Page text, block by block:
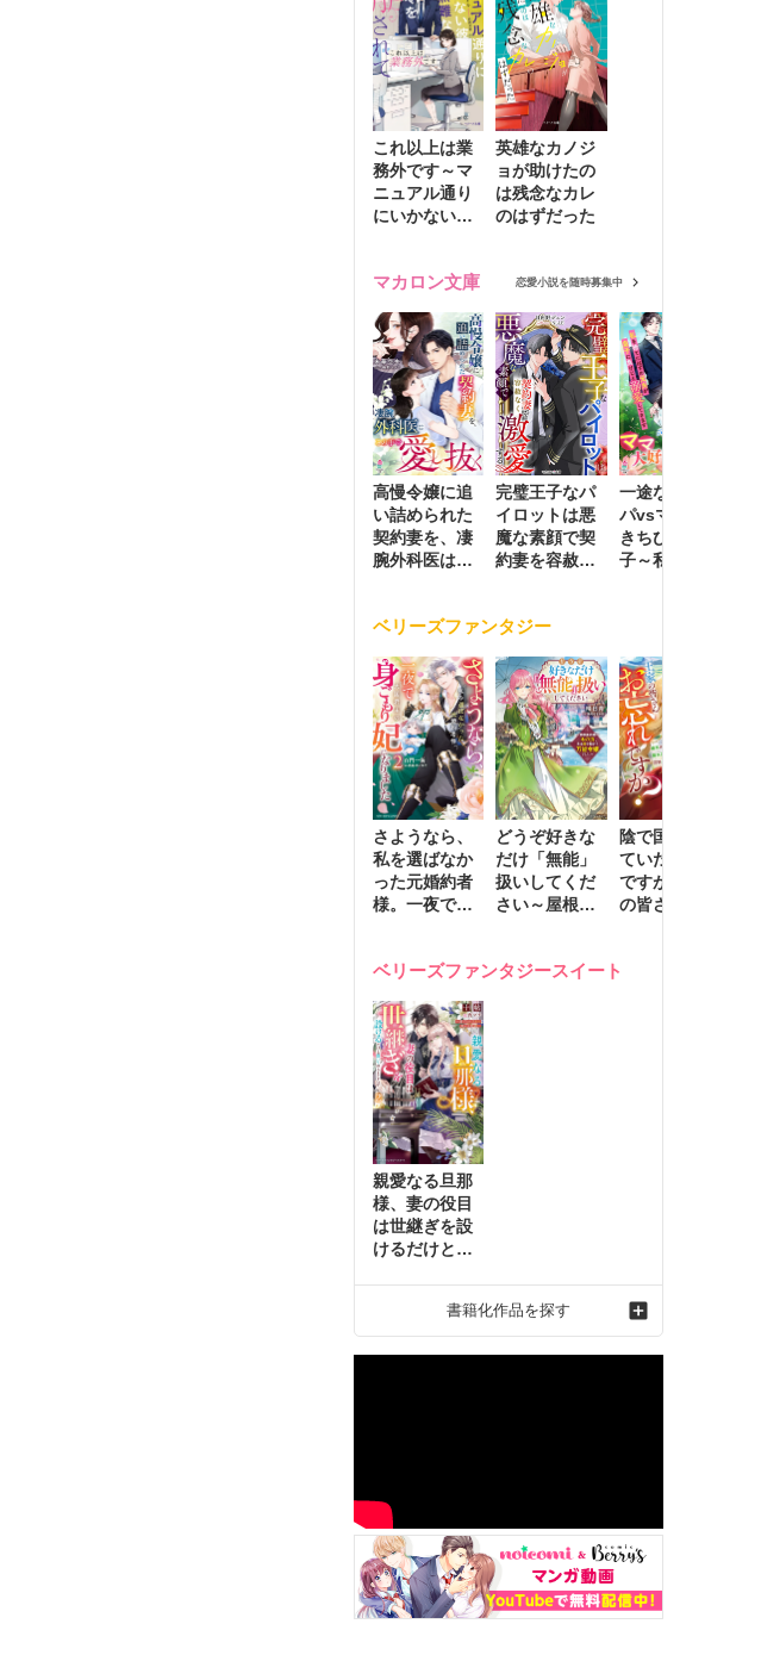
これ以上は業
務外です～マ
ニュアル通り
にいかない彼
英雄なカノジ
ョが助けたの
は残念なカレ
のはずだった
マカロン文庫 恋愛小説を随時募集中
高慢令嬢に追
い詰められた
契約妻を、凄
腕外科医はこ
完璧王子なパ
イロットは悪
魔な素顔で契
約妻を容赦な
一途な社長パ
パvsママ大好
きちびっこ息
子～私を捨て
ベリーズファンタジー
さようなら、
私を選ばなか
った元婚約者
様。一夜で大
ました２
どうぞ好きな
だけ「無能」
扱いしてくだ
さい～屋根裏
動かす万能令
陰で国を支え
ていたのは私
ですが、王家
の皆さんお忘
れ才女の辺境
ベリーズファンタジースイート
親愛なる旦那
様、妻の役目
は世継ぎを設
けるだけと聞
れ才女の幸せ
な結婚～2
書籍化作品を探す